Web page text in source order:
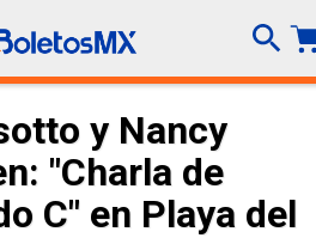
y Nancy
"Charla de
C" en Playa del